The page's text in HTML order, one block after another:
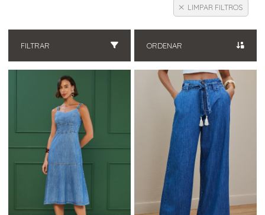
LIMPAR FILTROS
FILTRAR ORDENAR